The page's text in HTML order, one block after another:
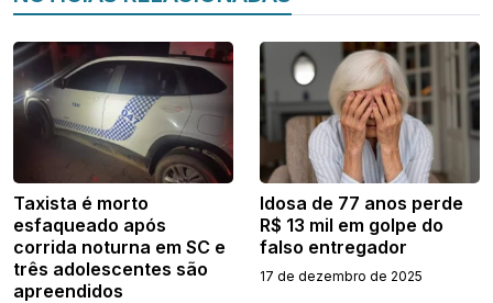
Taxista é morto
esfaqueado após
corrida noturna em SC e
três adolescentes são
apreendidos
Idosa de 77 anos perde
R$ 13 mil em golpe do
falso entregador
17 de dezembro de 2025